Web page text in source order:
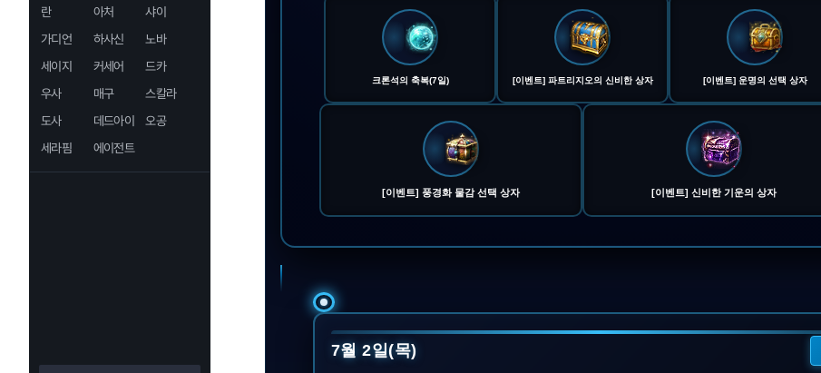
란
아처
샤이
가디언
하사신
노바
세이지
커세어
드카
우사
매구
스칼라
도사
데드아이
오공
세라핌
에이전트
크론석의 축복(7일) [이벤트] 파트리지오의 신비한 상자 [이벤트] 운명의 선택 상자
[이벤트] 풍경화 물감 선택 상자 [이벤트] 신비한 기운의 상자
7월 2일(목)